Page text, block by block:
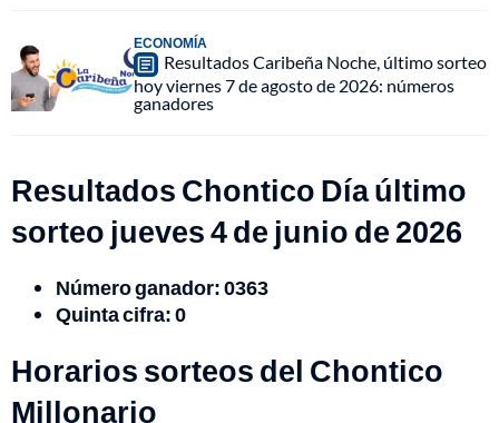
ECONOMÍA
Resultados Caribeña Noche, último sorteo
hoy viernes 7 de agosto de 2026: números
ganadores
Resultados Chontico Día último
sorteo jueves 4 de junio de 2026
Número ganador: 0363
Quinta cifra: 0
Horarios sorteos del Chontico
Millonario